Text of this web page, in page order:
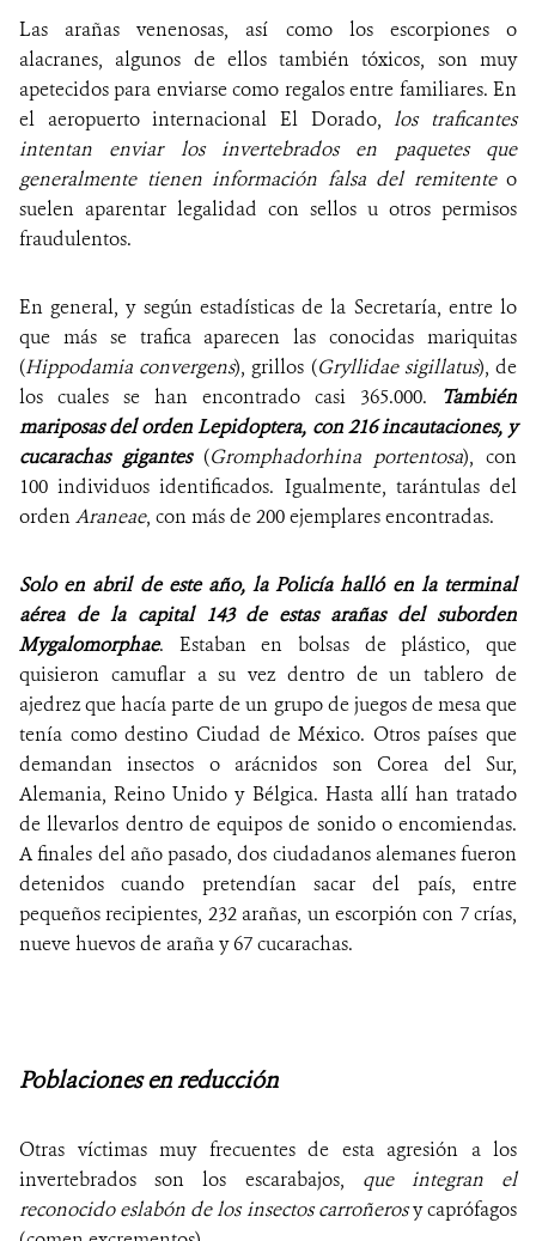
Las arañas venenosas, así como los escorpiones o
alacranes, algunos de ellos también tóxicos, son muy
apetecidos para enviarse como regalos entre familiares. En
el aeropuerto internacional El Dorado,los traficantes
intentan enviar los invertebrados en paquetes que
generalmente tienen información falsa del remitenteo
suelen aparentar legalidad con sellos u otros permisos
fraudulentos.
En general, y según estadísticas de la Secretaría, entre lo
que más se trafica aparecen las conocidas mariquitas
(Hippodamia convergens), grillos (Gryllidae sigillatus), de
los cuales se han encontrado casi 365.000. También
mariposas del orden Lepidoptera, con 216 incautaciones, y
cucarachas gigantes(Gromphadorhina portentosa), con
100 individuos identificados. Igualmente, tarántulas del
ordenAraneae, con más de 200 ejemplares encontradas.
Solo en abril de este año, la Policía halló en la terminal
aérea de la capital 143 de estas arañas del suborden
Mygalomorphae. Estaban en bolsas de plástico, que
quisieron camuflar a su vez dentro de un tablero de
ajedrez que hacía parte de un grupo de juegos de mesa que
tenía como destino Ciudad de México. Otros países que
demandan insectos o arácnidos son Corea del Sur,
Alemania, Reino Unido y Bélgica. Hasta allí han tratado
de llevarlos dentro de equipos de sonido o encomiendas.
A finales del año pasado, dos ciudadanos alemanes fueron
detenidos cuando pretendían sacar del país, entre
pequeños recipientes, 232 arañas, un escorpión con 7 crías,
nueve huevos de araña y 67 cucarachas.
Poblaciones en reducción
Otras víctimas muy frecuentes de esta agresión a los
invertebrados son los escarabajos, que integran el
reconocido eslabón de los insectos carroñerosy caprófagos